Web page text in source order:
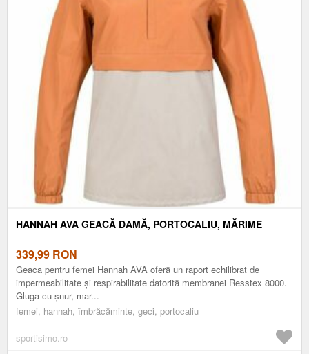
HANNAH AVA GEACĂ DAMĂ, PORTOCALIU, MĂRIME
339,99 RON
Geaca pentru femei Hannah AVA oferă un raport echilibrat de
impermeabilitate și respirabilitate datorită membranei Resstex 8000.
Gluga cu șnur, mar...
femei, hannah, îmbrăcăminte, geci, portocaliu
sportisimo.ro